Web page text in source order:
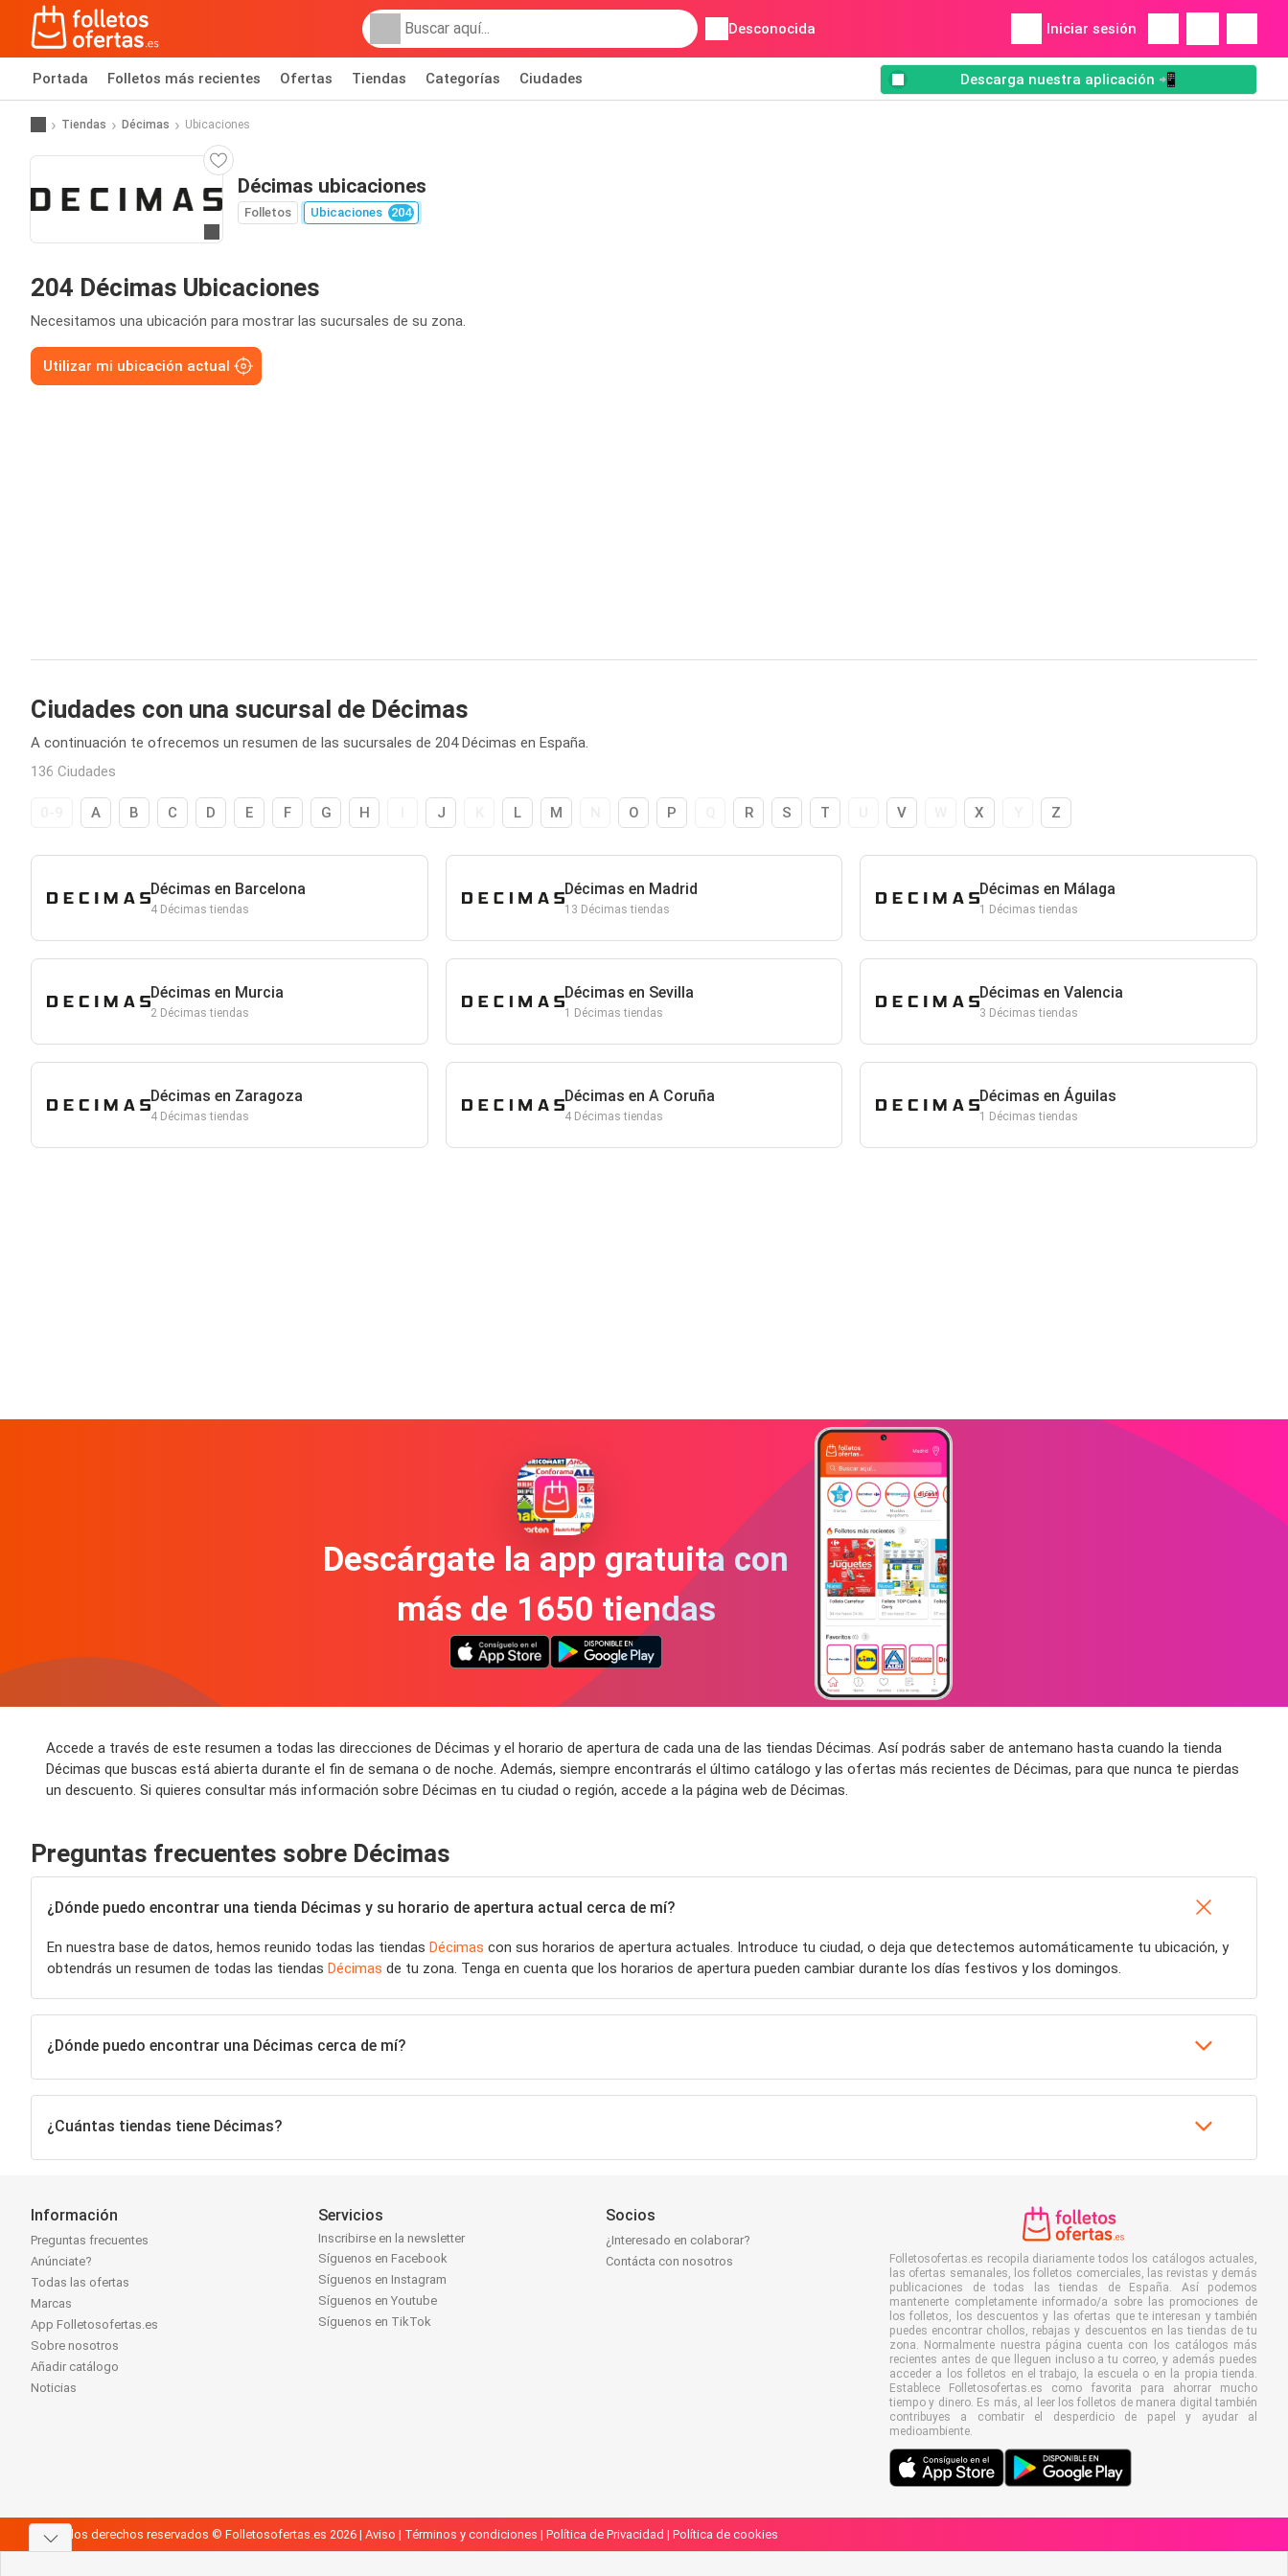
Desconocida Iniciar sesión
Portada Folletos más recientes Ofertas Tiendas Categorías Ciudades Descarga nuestra aplicación 📲
Tiendas Décimas Ubicaciones
Décimas ubicaciones
Folletos Ubicaciones 204
204 Décimas Ubicaciones
Necesitamos una ubicación para mostrar las sucursales de su zona.
Utilizar mi ubicación actual
Ciudades con una sucursal de Décimas
A continuación te ofrecemos un resumen de las sucursales de 204 Décimas en España.
136 Ciudades
A B C D E F G H J L M O P R S T V X Z
Décimas en Barcelona
4 Décimas tiendas
Décimas en Madrid
13 Décimas tiendas
Décimas en Málaga
1 Décimas tiendas
Décimas en Murcia
2 Décimas tiendas
Décimas en Sevilla
1 Décimas tiendas
Décimas en Valencia
3 Décimas tiendas
Décimas en Zaragoza
4 Décimas tiendas
Décimas en A Coruña
4 Décimas tiendas
Décimas en Águilas
1 Décimas tiendas
Descárgate la app gratuita con
más de 1650 tiendas
Accede a través de este resumen a todas las direcciones de Décimas y el horario de apertura de cada una de las tiendas Décimas. Así podrás saber de antemano hasta cuando la tienda
Décimas que buscas está abierta durante el fin de semana o de noche. Además, siempre encontrarás el último catálogo y las ofertas más recientes de Décimas, para que nunca te pierdas
un descuento. Si quieres consultar más información sobre Décimas en tu ciudad o región, accede a la página web de Décimas.
Preguntas frecuentes sobre Décimas
¿Dónde puedo encontrar una tienda Décimas y su horario de apertura actual cerca de mí?
En nuestra base de datos, hemos reunido todas las tiendas Décimas con sus horarios de apertura actuales. Introduce tu ciudad, o deja que detectemos automáticamente tu ubicación, y
obtendrás un resumen de todas las tiendas Décimas de tu zona. Tenga en cuenta que los horarios de apertura pueden cambiar durante los días festivos y los domingos.
¿Dónde puedo encontrar una Décimas cerca de mí?
¿Cuántas tiendas tiene Décimas?
Información
Preguntas frecuentes
Anúnciate?
Todas las ofertas
Marcas
App Folletosofertas.es
Sobre nosotros
Añadir catálogo
Noticias
Servicios
Inscribirse en la newsletter
Síguenos en Facebook
Síguenos en Instagram
Síguenos en Youtube
Síguenos en TikTok
Socios
¿Interesado en colaborar?
Contácta con nosotros
Folletosofertas.es recopila diariamente todos los catálogos actuales,
las ofertas semanales, los folletos comerciales, las revistas y demás
publicaciones de todas las tiendas de España. Así podemos
mantenerte completamente informado/a sobre las promociones de
los folletos, los descuentos y las ofertas que te interesan y también
puedes encontrar chollos, rebajas y descuentos en las tiendas de tu
zona. Normalmente nuestra página cuenta con los catálogos más
recientes antes de que lleguen incluso a tu correo, y además puedes
acceder a los folletos en el trabajo, la escuela o en la propia tienda.
Establece Folletosofertas.es como favorita para ahorrar mucho
tiempo y dinero. Es más, al leer los folletos de manera digital también
contribuyes a combatir el desperdicio de papel y ayudar al
medioambiente.
Todos los derechos reservados © Folletosofertas.es 2026 | Aviso | Términos y condiciones | Política de Privacidad | Política de cookies